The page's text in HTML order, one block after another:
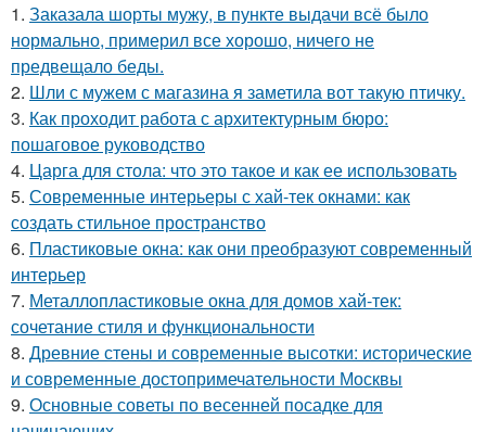
1. Заказала шорты мужу, в пункте выдачи всё было
нормально, примерил все хорошо, ничего не
предвещало беды.
2. Шли с мужем с магазина я заметила вот такую птичку.
3. Как проходит работа с архитектурным бюро:
пошаговое руководство
4. Царга для стола: что это такое и как ее использовать
5. Современные интерьеры с хай-тек окнами: как
создать стильное пространство
6. Пластиковые окна: как они преобразуют современный
интерьер
7. Металлопластиковые окна для домов хай-тек:
сочетание стиля и функциональности
8. Древние стены и современные высотки: исторические
и современные достопримечательности Москвы
9. Основные советы по весенней посадке для